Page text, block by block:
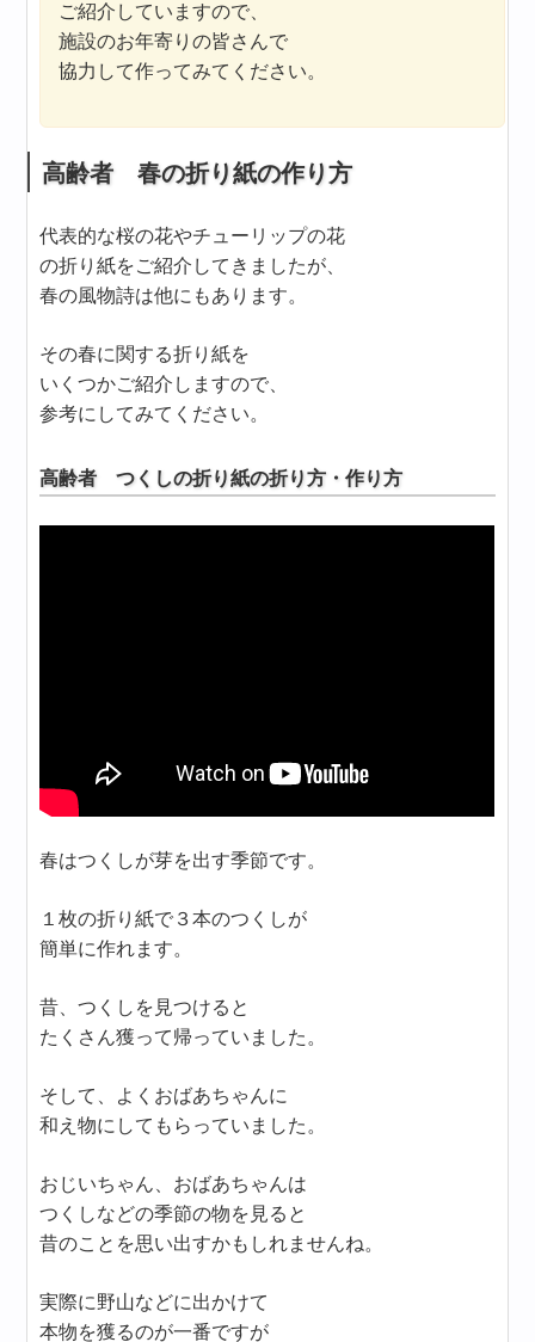
ご紹介していますので、
施設のお年寄りの皆さんで
協力して作ってみてください。
高齢者 春の折り紙の作り方
代表的な桜の花やチューリップの花
の折り紙をご紹介してきましたが、
春の風物詩は他にもあります。
その春に関する折り紙を
いくつかご紹介しますので、
参考にしてみてください。
高齢者 つくしの折り紙の折り方・作り方
春はつくしが芽を出す季節です。
１枚の折り紙で３本のつくしが
簡単に作れます。
昔、つくしを見つけると
たくさん獲って帰っていました。
そして、よくおばあちゃんに
和え物にしてもらっていました。
おじいちゃん、おばあちゃんは
つくしなどの季節の物を見ると
昔のことを思い出すかもしれませんね。
実際に野山などに出かけて
本物を獲るのが一番ですが